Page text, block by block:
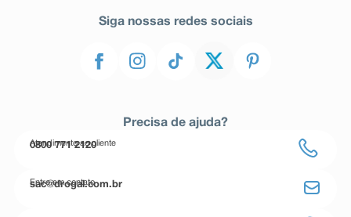
Siga nossas redes sociais
Precisa de ajuda?
Atendimento ao cliente
0800 771 2120
Entre em contato
sac@drogal.com.br